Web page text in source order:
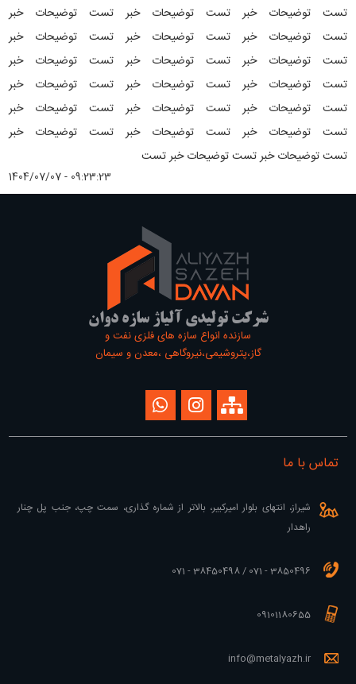
تست توضیحات خبر تست توضیحات خبر تست توضیحات خبر
تست توضیحات خبر تست توضیحات خبر تست توضیحات خبر
تست توضیحات خبر تست توضیحات خبر تست توضیحات خبر
تست توضیحات خبر تست توضیحات خبر تست توضیحات خبر
تست توضیحات خبر تست توضیحات خبر تست توضیحات خبر
تست توضیحات خبر تست توضیحات خبر تست توضیحات خبر
تست توضیحات خبر تست توضیحات خبر تست
1404/07/07 - 09:23:23
شرکت تولیدی آلیاژ سازه دوان
سازنده انواع سازه های فلزی نفت و
گاز،پتروشیمی،نیروگاهی ،معدن و سیمان
تماس با ما
شیراز، انتهای بلوار امیرکبیر، بالاتر از شماره گذاری، سمت چپ، جنب پل چنار
راهدار
3850496 - 071 / 38450498 - 071
09101180655
info@metalyazh.ir